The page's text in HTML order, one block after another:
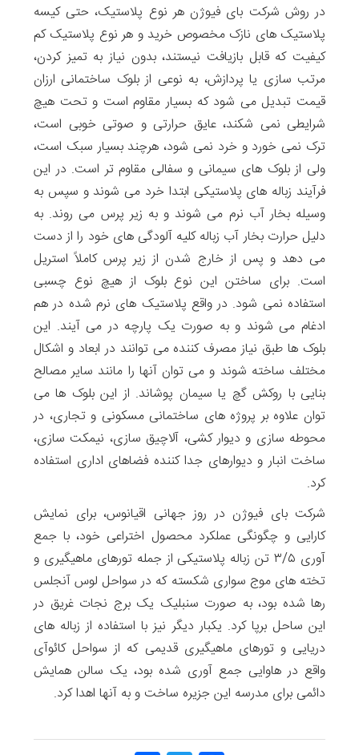
در روش شرکت بای فیوژن هر نوع پلاستیک، حتی کیسه
پلاستیک های نازک مخصوص خرید و هر نوع پلاستیک کم
کیفیت که قابل بازیافت نیستند، بدون نیاز به تمیز کردن،
مرتب سازی یا پردازش، به نوعی از بلوک ساختمانی ارزان
قیمت تبدیل می شود که بسیار مقاوم است و تحت هیچ
شرایطی نمی شکند، عایق حرارتی و صوتی خوبی است،
ترک نمی خورد و خرد نمی شود، هرچند بسیار سبک است،
ولی از بلوک های سیمانی و سفالی مقاوم تر است. در این
فرآیند زباله های پلاستیکی ابتدا خرد می شوند و سپس به
وسیله بخار آب نرم می شوند و به زیر پرس می روند. به
دلیل حرارت بخار آب زباله کلیه آلودگی های خود را از دست
می دهد و پس از خارج شدن از زیر پرس کاملاً استریل
است. برای ساختن این نوع بلوک از هیچ نوع چسبی
استفاده نمی شود. در واقع پلاستیک های نرم شده در هم
ادغام می شوند و به صورت یک پارچه در می آیند. این
بلوک ها طبق نیاز مصرف کننده می توانند در ابعاد و اشکال
مختلف ساخته شوند و می توان آنها را مانند سایر مصالح
بنایی با روکش گچ یا سیمان پوشاند. از این بلوک ها می
توان علاوه بر پروژه های ساختمانی مسکونی و تجاری، در
محوطه سازی و دیوار کشی، آلاچیق سازی، نیمکت سازی،
ساخت انبار و دیوارهای جدا کننده فضاهای اداری استفاده
کرد.
شرکت بای فیوژن در روز جهانی اقیانوس، برای نمایش
کارایی و چگونگی عملکرد محصول اختراعی خود، با جمع
آوری ۳/۵ تن زباله پلاستیکی از جمله تورهای ماهیگیری و
تخته های موج سواری شکسته که در سواحل لوس آنجلس
رها شده بود، به صورت سنبلیک یک برج نجات غریق در
این ساحل برپا کرد. یکبار دیگر نیز با استفاده از زباله های
دریایی و تورهای ماهیگیری قدیمی که از سواحل کائوآی
واقع در هاوایی جمع آوری شده بود، یک سالن همایش
دائمی برای مدرسه این جزیره ساخت و به آنها اهدا کرد.